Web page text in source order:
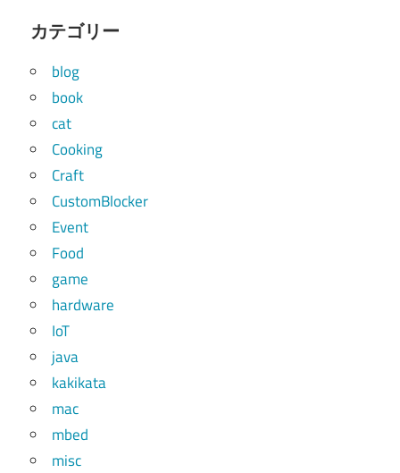
カテゴリー
blog
book
cat
Cooking
Craft
CustomBlocker
Event
Food
game
hardware
IoT
java
kakikata
mac
mbed
misc